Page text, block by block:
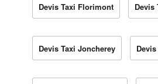
Devis Taxi Florimont Devis
Devis Taxi Joncherey